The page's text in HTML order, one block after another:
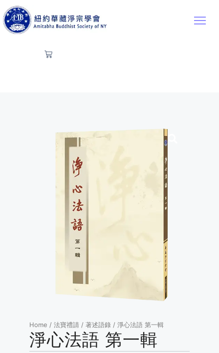
Home / 法寶禮請 / 著述語錄 / 淨心法語 第一輯
淨心法語 第一輯